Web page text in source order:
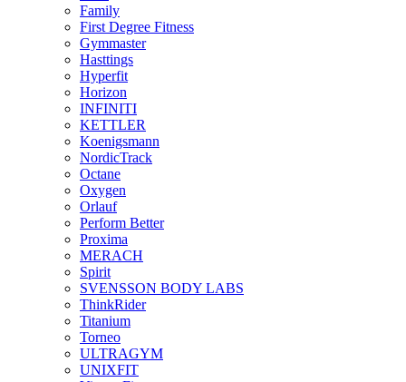
Family
First Degree Fitness
Gymmaster
Hasttings
Hyperfit
Horizon
INFINITI
KETTLER
Koenigsmann
NordicTrack
Octane
Oxygen
Orlauf
Perform Better
Proxima
MERACH
Spirit
SVENSSON BODY LABS
ThinkRider
Titanium
Torneo
ULTRAGYM
UNIXFIT